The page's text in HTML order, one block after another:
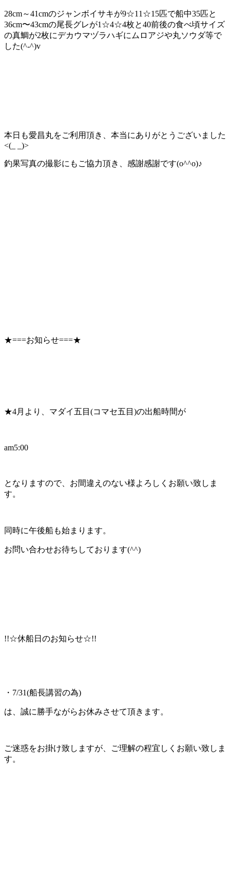
28cm～41cmのジャンボイサキが9☆11☆15匹で船中35匹と
36cm〜43cmの尾長グレが1☆4☆4枚と40前後の食べ頃サイズ
の真鯛が2枚にデカウマヅラハギにムロアジや丸ソウダ等で
した(^-^)v
本日も愛昌丸をご利用頂き、本当にありがとうございました
<(_ _)>
釣果写真の撮影にもご協力頂き、感謝感謝です(o^^o)♪
★===お知らせ===★
★4月より、マダイ五目(コマセ五目)の出船時間が
am5:00
となりますので、お間違えのない様よろしくお願い致しま
す。
同時に午後船も始まります。
お問い合わせお待ちしております(^^)
!!☆休船日のお知らせ☆!!
・7/31(船長講習の為)
は、誠に勝手ながらお休みさせて頂きます。
ご迷惑をお掛け致しますが、ご理解の程宜しくお願い致しま
す。